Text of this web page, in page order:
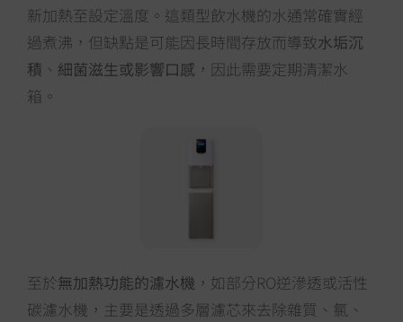
新加熱至設定溫度。這類型飲水機的水通常確實經
過煮沸，但缺點是可能因長時間存放而導致水垢沉
積 、 細菌滋生或影響口感 ，因此需要定期清潔水
箱。
至於無加熱功能的濾水機 ，如部分RO逆滲透或活性
碳濾水機，主要是透過多層濾芯來去除雜質、氯、